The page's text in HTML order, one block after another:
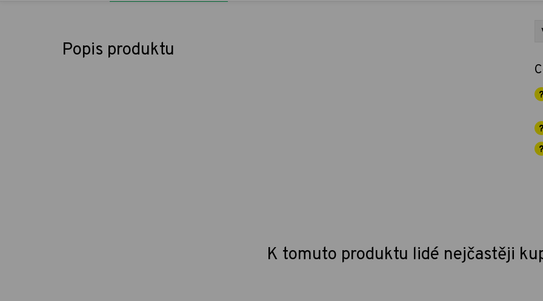
Popis produktu
K tomuto produktu lidé nejčastěji